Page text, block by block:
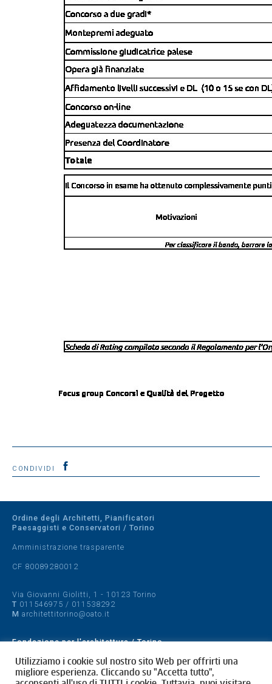
CONDIVIDI
Ordine degli Architetti, Pianificatori
Paesaggisti e Conservatori / Torino
Amministrazione trasparente
CF 80089280012
Via Giovanni Giolitti, 1 - 10123 Torino
T 011546975 / 011538292
M architettitorino@oato.it
Fondazione per l'architettura / Torino
Designed by quattrolinee.it
Utilizziamo i cookie sul nostro sito Web per offrirti una
migliore esperienza. Cliccando su "Accetta tutto",